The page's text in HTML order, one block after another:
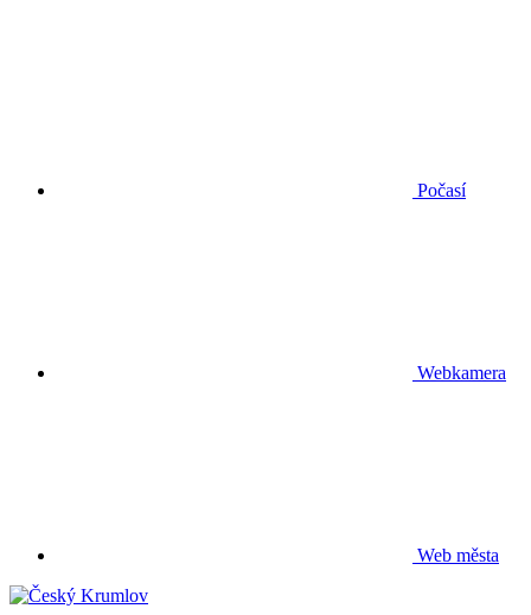
Počasí
Webkamera
Web města